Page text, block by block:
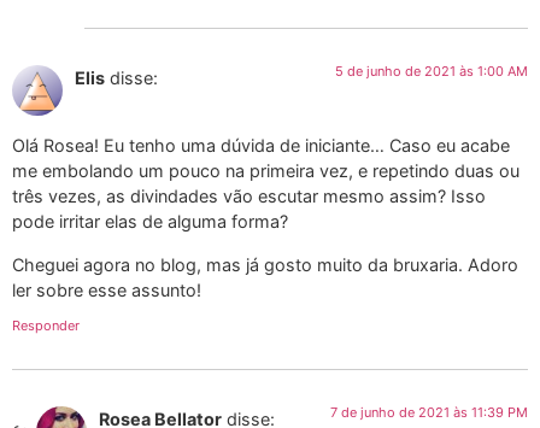
Elis disse: 5 de junho de 2021 às 1:00 AM
Olá Rosea! Eu tenho uma dúvida de iniciante… Caso eu acabe
me embolando um pouco na primeira vez, e repetindo duas ou
três vezes, as divindades vão escutar mesmo assim? Isso
pode irritar elas de alguma forma?
Cheguei agora no blog, mas já gosto muito da bruxaria. Adoro
ler sobre esse assunto!
Responder
Rosea Bellator disse: 7 de junho de 2021 às 11:39 PM